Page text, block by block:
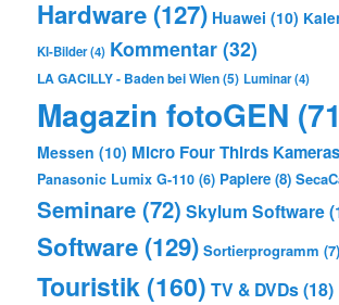
Hardware (127) Huawei (10)
KI-Bilder(4) Kommentar (32)
LA GACILLY - Baden bei Wien(5) Luminar(4)
Magazin fotoGEN
Messen (10) Micro Four Thirds Kameras
Panasonic Lumix G-110 (6) Papiere (8)
Seminare (72) Skylum Software
Software (129) Sortierprogramm (7)
Touristik (160) TV & DVDs(18)